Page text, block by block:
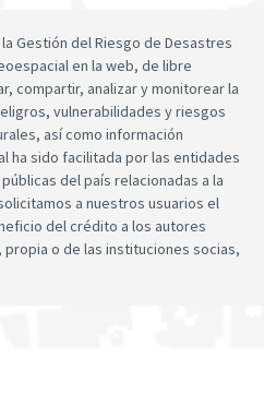
Gestión del Riesgo de Desastres
en la web, de libre
compartir, analizar y monitorear la
vulnerabilidades y riesgos
así como información
ha sido facilitada por las entidades
del país relacionadas a la
a nuestros usuarios el
del crédito a los autores
o de las instituciones socias,